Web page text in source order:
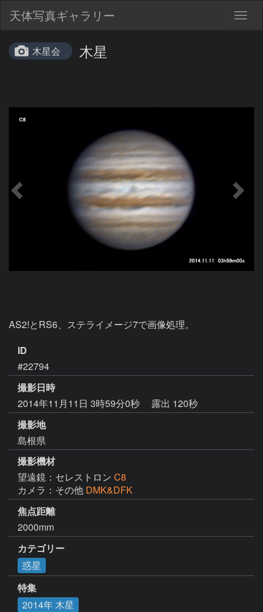
天体写真ギャラリー
木星会 木星
AS2!とRS6、ステライメージ7で画像処理。
ID
#22794
撮影日時
2014年11月11日 3時59分0秒
露出 120秒
撮影地
島根県
撮影機材
望遠鏡：セレストロン C8
カメラ：その他 DMK&DFK
焦点距離
2000mm
カテゴリー
惑星
特集
2014年 木星